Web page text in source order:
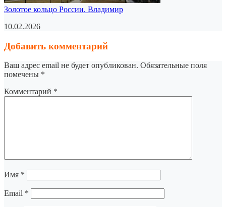
Золотое кольцо России. Владимир
10.02.2026
Добавить комментарий
Ваш адрес email не будет опубликован. Обязательные поля
помечены *
Комментарий *
Имя *
Email *